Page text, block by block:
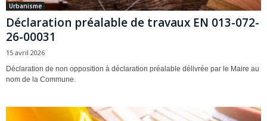
Urbanisme
Déclaration préalable de travaux EN 013-072-
26-00031
15 avril 2026
Déclaration de non opposition à déclaration préalable délivrée par le Maire au
nom de la Commune.